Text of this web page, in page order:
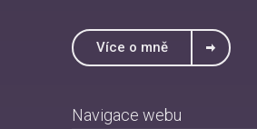
Více o mně
Navigace webu